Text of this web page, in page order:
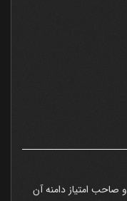
تمامی حقوق متعلق به Jangavar.Com و صاحب امتیاز دامنه آن